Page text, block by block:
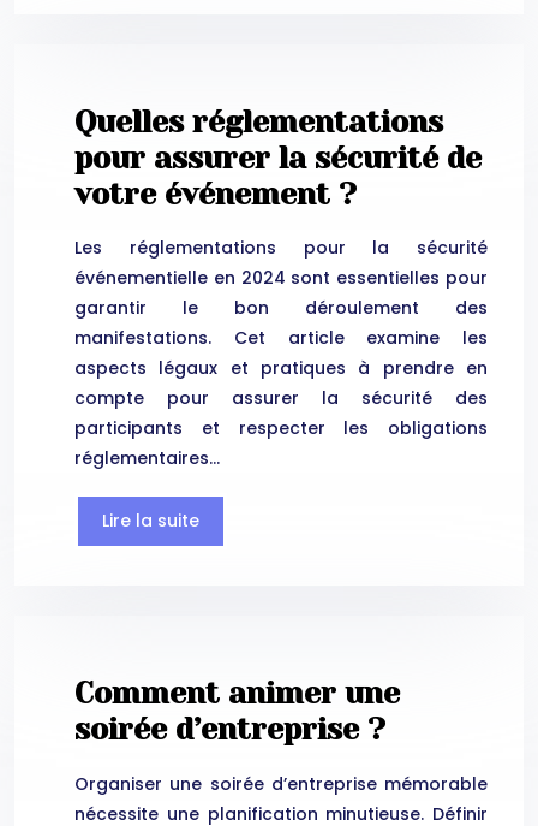
Quelles réglementations
pour assurer la sécurité de
votre événement ?
Les réglementations pour la sécurité
événementielle en 2024 sont essentielles pour
garantir le bon déroulement des
manifestations. Cet article examine les
aspects légaux et pratiques à prendre en
compte pour assurer la sécurité des
participants et respecter les obligations
réglementaires…
Lire la suite
Comment animer une
soirée d’entreprise ?
Organiser une soirée d’entreprise mémorable
nécessite une planification minutieuse. Définir